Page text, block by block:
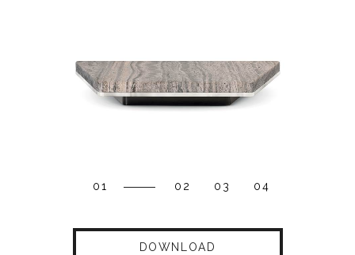
01 02 03 04
DOWNLOAD